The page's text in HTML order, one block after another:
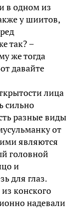
в одном из
у шиитов,
так? –
же тогда
давайте
лица
сильно
разные виды
от
являются
головной
и
для глаз.
конского
надевали